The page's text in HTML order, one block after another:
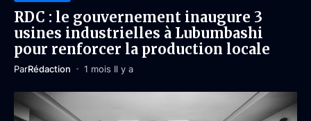
RDC : le gouvernement inaugure 3
usines industrielles à Lubumbashi
pour renforcer la production locale
ParRédaction 1 mois Il y a